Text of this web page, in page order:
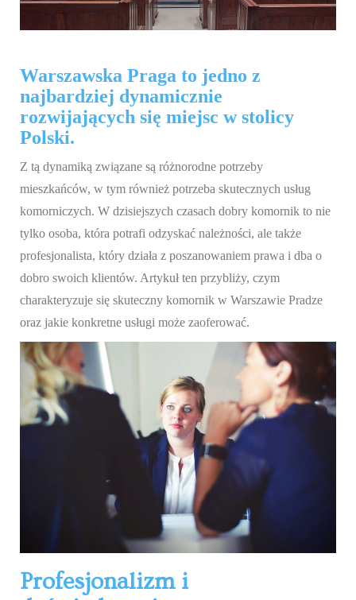
Warszawska Praga to jedno z
najbardziej dynamicznie
rozwijających się miejsc w stolicy
Polski.
Z tą dynamiką związane są różnorodne potrzeby
mieszkańców, w tym również potrzeba skutecznych usług
komorniczych. W dzisiejszych czasach dobry komornik to nie
tylko osoba, która potrafi odzyskać należności, ale także
profesjonalista, który działa z poszanowaniem prawa i dba o
dobro swoich klientów. Artykuł ten przybliży, czym
charakteryzuje się skuteczny komornik w Warszawie Pradze
oraz jakie konkretne usługi może zaoferować.
Profesjonalizm i